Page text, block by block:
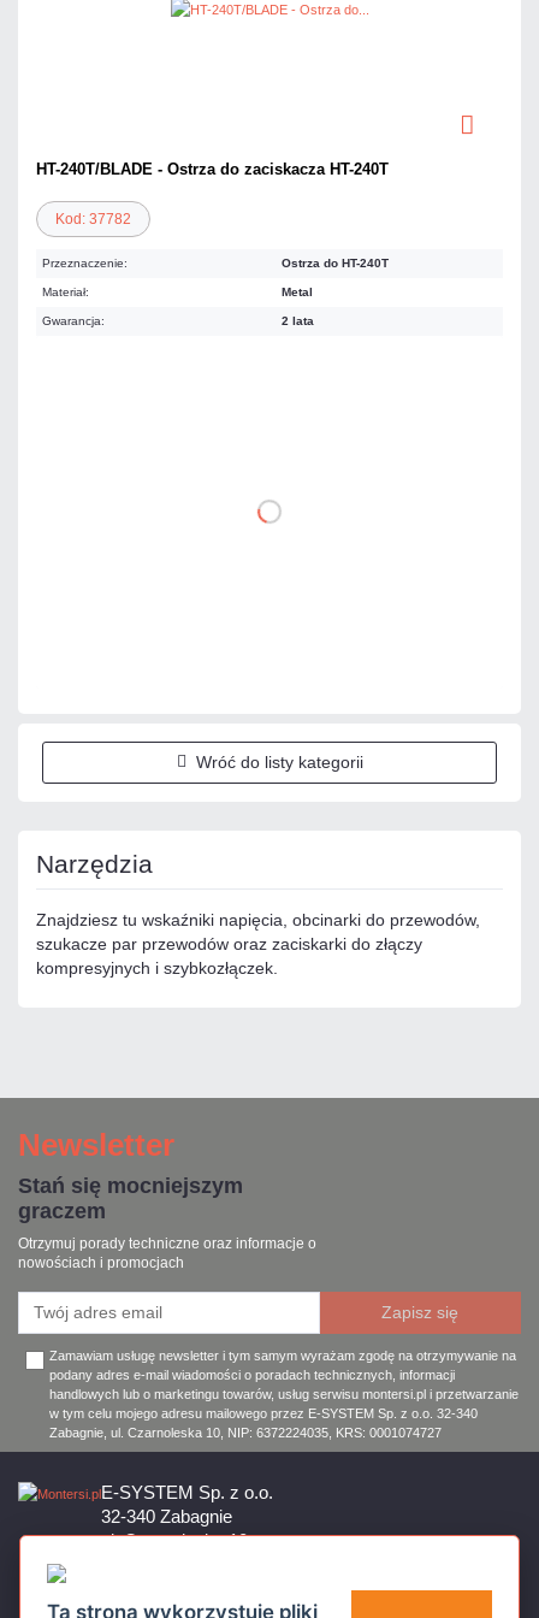
HT-240T/BLADE - Ostrza do zaciskacza HT-240T
Kod: 37782
Przeznaczenie: Ostrza do HT-240T
Materiał: Metal
Gwarancja: 2 lata
DO KOSZYKA
Wróć do listy kategorii
Narzędzia
Znajdziesz tu wskaźniki napięcia, obcinarki do przewodów,
szukacze par przewodów oraz zaciskarki do złączy
kompresyjnych i szybkozłączek.
Newsletter
Stań się mocniejszym
graczem
Otrzymuj porady techniczne oraz informacje o
nowościach i promocjach
Zamawiam usługę newsletter i tym samym wyrażam zgodę na otrzymywanie na
podany adres e-mail wiadomości o poradach technicznych, informacji
handlowych lub o marketingu towarów, usług serwisu montersi.pl i przetwarzanie
w tym celu mojego adresu mailowego przez E-SYSTEM Sp. z o.o. 32-340
Zabagnie, ul. Czarnoleska 10, NIP: 6372224035, KRS: 0001074727
E-SYSTEM Sp. z o.o.
32-340 Zabagnie
ul. Czarnoleska 10
Ta strona wykorzystuje pliki